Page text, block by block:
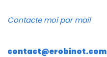
Contacte moi par mail
contact@erobinot.com